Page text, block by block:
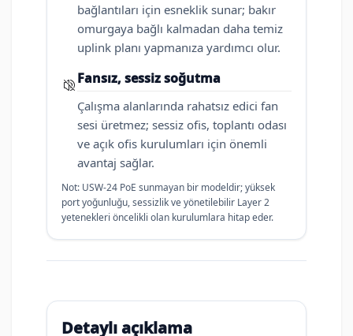
bağlantıları için esneklik sunar; bakır
omurgaya bağlı kalmadan daha temiz
uplink planı yapmanıza yardımcı olur.
Fansız, sessiz soğutma
Çalışma alanlarında rahatsız edici fan
sesi üretmez; sessiz ofis, toplantı odası
ve açık ofis kurulumları için önemli
avantaj sağlar.
Not: USW-24 PoE sunmayan bir modeldir; yüksek
port yoğunluğu, sessizlik ve yönetilebilir Layer 2
yetenekleri öncelikli olan kurulumlara hitap eder.
Detaylı açıklama